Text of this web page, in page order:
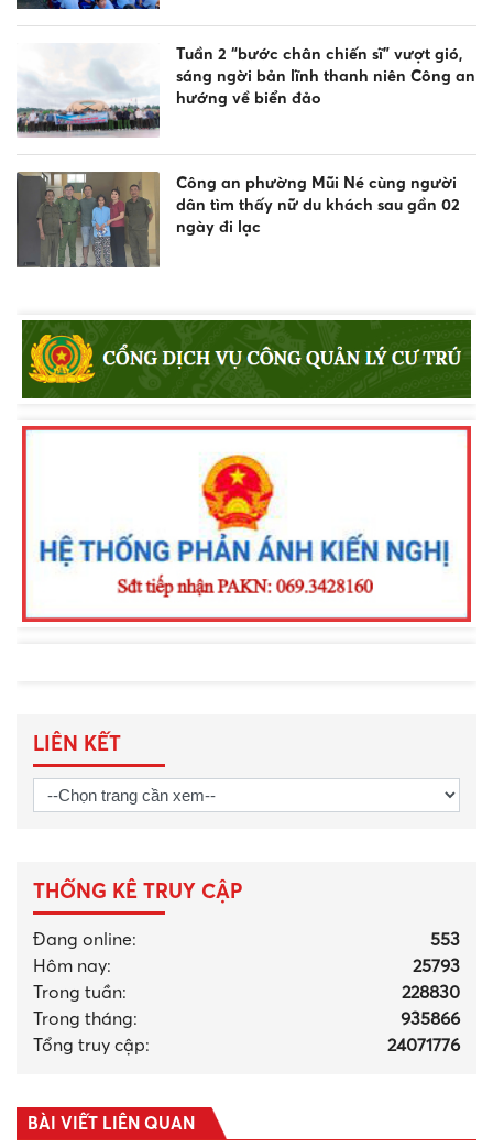
Tuần 2 “bước chân chiến sĩ” vượt gió,
sáng ngời bản lĩnh thanh niên Công an
hướng về biển đảo
Công an phường Mũi Né cùng người
dân tìm thấy nữ du khách sau gần 02
ngày đi lạc
thông, phòng chống đuối nước và
trợ
phường Nam Gia Nghĩa trong đấu
tranh phòng, chống tội phạm
LIÊN KẾT
THỐNG KÊ TRUY CẬP
Đang online:
553
Hôm nay:
25793
Trong tuần:
228830
Trong tháng:
935866
Tổng truy cập:
24071776
BÀI VIẾT LIÊN QUAN